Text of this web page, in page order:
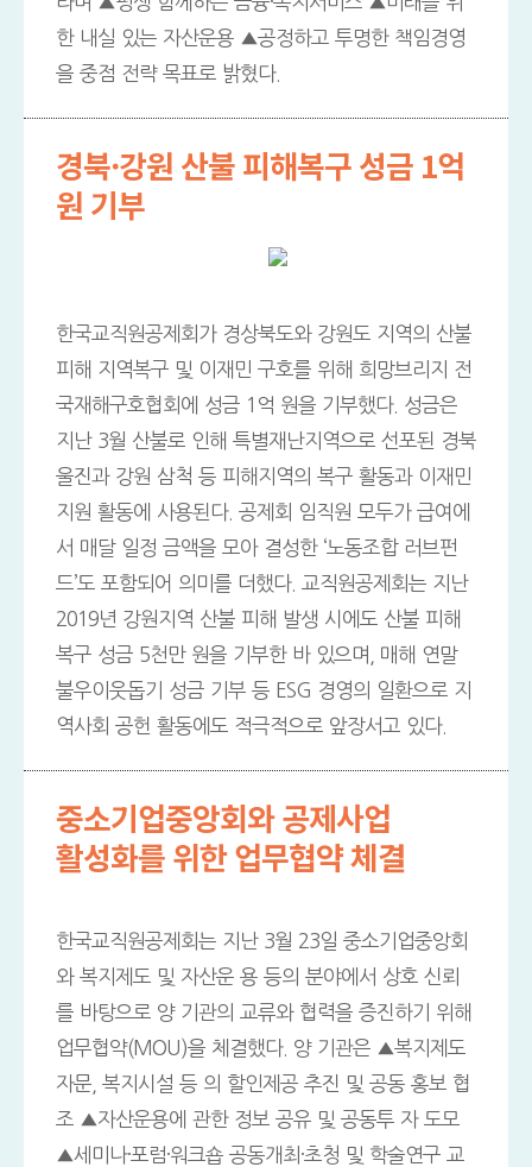
한 내실 있는 자산운용 ▲공정하고 투명한 책임경영
을 중점 전략 목표로 밝혔다.
경북·강원 산불 피해복구 성금 1억
원 기부
한국교직원공제회가 경상북도와 강원도 지역의 산불
피해 지역복구 및 이재민 구호를 위해 희망브리지 전
국재해구호협회에 성금 1억 원을 기부했다. 성금은
지난 3월 산불로 인해 특별재난지역으로 선포된 경북
울진과 강원 삼척 등 피해지역의 복구 활동과 이재민
지원 활동에 사용된다. 공제회 임직원 모두가 급여에
서 매달 일정 금액을 모아 결성한 ‘노동조합 러브펀
드’도 포함되어 의미를 더했다. 교직원공제회는 지난
2019년 강원지역 산불 피해 발생 시에도 산불 피해
복구 성금 5천만 원을 기부한 바 있으며, 매해 연말
불우이웃돕기 성금 기부 등 ESG 경영의 일환으로 지
역사회 공헌 활동에도 적극적으로 앞장서고 있다.
중소기업중앙회와 공제사업
활성화를 위한 업무협약 체결
한국교직원공제회는 지난 3월 23일 중소기업중앙회
와 복지제도 및 자산운 용 등의 분야에서 상호 신뢰
를 바탕으로 양 기관의 교류와 협력을 증진하기 위해
업무협약(MOU)을 체결했다. 양 기관은 ▲복지제도
자문, 복지시설 등 의 할인제공 추진 및 공동 홍보 협
조 ▲자산운용에 관한 정보 공유 및 공동투 자 도모
▲세미나·포럼·워크숍 공동개최·초청 및 학술연구 교